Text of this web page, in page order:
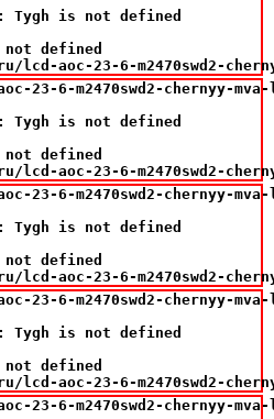
Tygh is not defined
defined
lcd-aoc-23-6-m2470swd2-
6-m2470swd2-chernyy-mva-
Tygh is not defined
defined
lcd-aoc-23-6-m2470swd2-
6-m2470swd2-chernyy-mva-
Tygh is not defined
defined
lcd-aoc-23-6-m2470swd2-
6-m2470swd2-chernyy-mva-
Tygh is not defined
defined
lcd-aoc-23-6-m2470swd2-
6-m2470swd2-chernyy-mva-